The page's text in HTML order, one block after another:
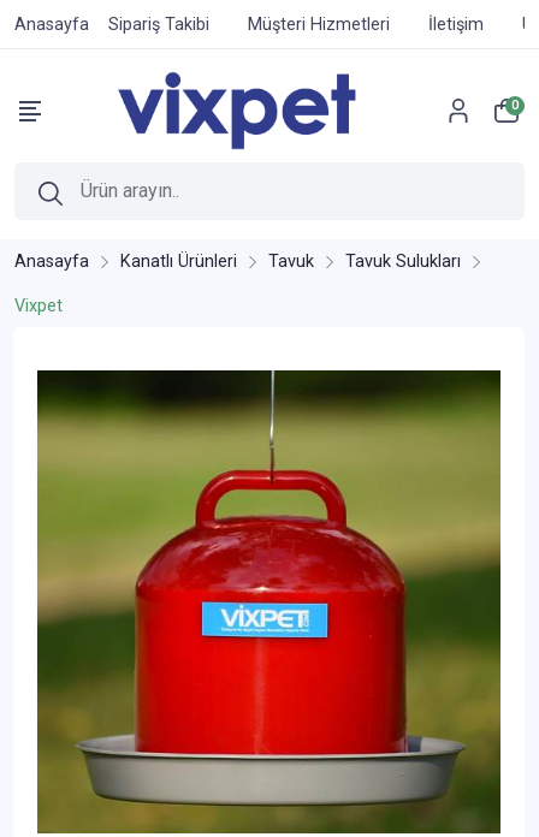
Anasayfa Sipariş Takibi Müşteri Hizmetleri İletişim
0
Anasayfa Kanatlı Ürünleri Tavuk Tavuk Sulukları
Vixpet